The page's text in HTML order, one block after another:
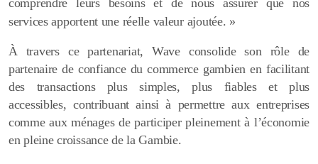
comprendre leurs besoins et de nous assurer que nos
services apportent une réelle valeur ajoutée. »
À travers ce partenariat, Wave consolide son rôle de
partenaire de confiance du commerce gambien en facilitant
des transactions plus simples, plus fiables et plus
accessibles, contribuant ainsi à permettre aux entreprises
comme aux ménages de participer pleinement à l’économie
en pleine croissance de la Gambie.